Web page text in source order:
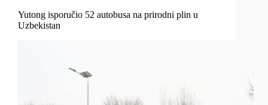
Yutong isporučio 52 autobusa na prirodni plin u
Uzbekistan